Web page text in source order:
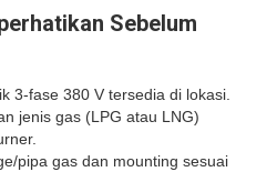
Sebelum
3-fase 380 V tersedia di lokasi.
jenis gas (LPG atau LNG)
pipa gas dan mounting sesuai